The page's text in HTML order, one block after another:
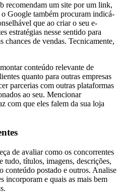
recomendam um site por um link,
Google também procuram indicá-
que ao criar o seu e-
estratégias nesse sentido para
chances de vendas. Tecnicamente,
conteúdo relevante de
quanto para outras empresas
parcerias com outras plataformas
ao seu. Mencionar
com que eles falem da sua loja
de avaliar como os concorrentes
tudo, títulos, imagens, descrições,
conteúdo postado e outros. Analise
incorporam e quais as mais bem